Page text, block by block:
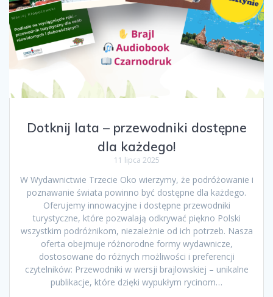
Dotknij lata – przewodniki dostępne
dla każdego!
11 lipca 2025
W Wydawnictwie Trzecie Oko wierzymy, że podróżowanie i
poznawanie świata powinno być dostępne dla każdego.
Oferujemy innowacyjne i dostępne przewodniki
turystyczne, które pozwalają odkrywać piękno Polski
wszystkim podróżnikom, niezależnie od ich potrzeb. Nasza
oferta obejmuje różnorodne formy wydawnicze,
dostosowane do różnych możliwości i preferencji
czytelników: Przewodniki w wersji brajlowskiej – unikalne
publikacje, które dzięki wypukłym rycinom…